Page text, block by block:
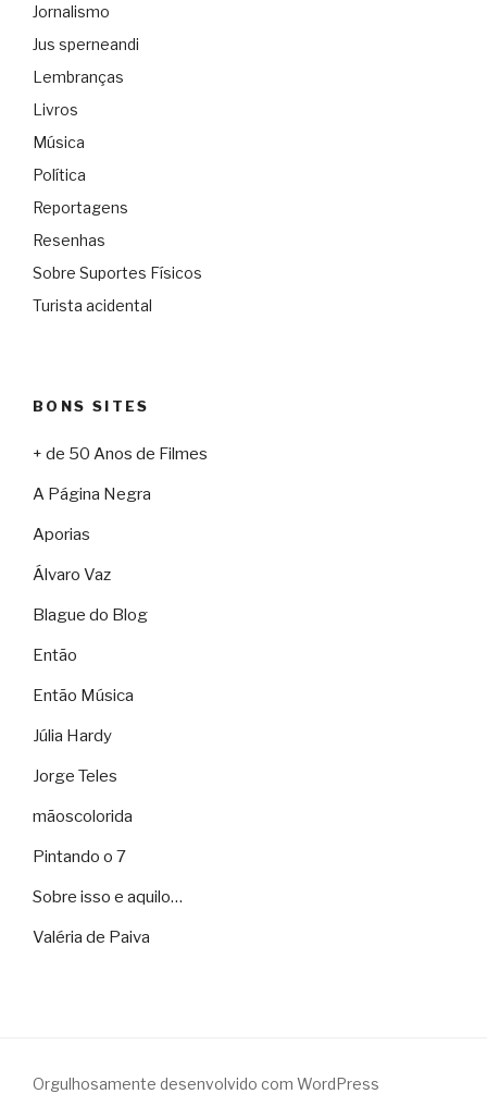
Jornalismo
Jus sperneandi
Lembranças
Livros
Música
Política
Reportagens
Resenhas
Sobre Suportes Físicos
Turista acidental
BONS SITES
+ de 50 Anos de Filmes
A Página Negra
Aporias
Álvaro Vaz
Blague do Blog
Então
Então Música
Júlia Hardy
Jorge Teles
mãoscolorida
Pintando o 7
Sobre isso e aquilo…
Valéria de Paiva
Orgulhosamente desenvolvido com WordPress